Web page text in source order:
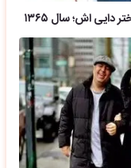
اش؛ سال ۱۳۶۵